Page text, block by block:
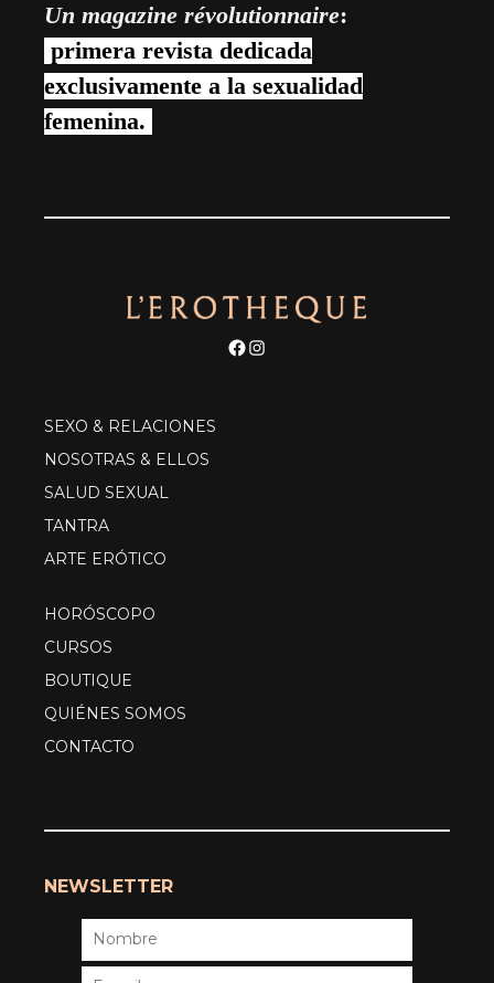
Un magazine révolutionnaire:
primera revista dedicada
exclusivamente a la sexualidad
femenina.
Facebook
Instagram
SEXO & RELACIONES
NOSOTRAS & ELLOS
SALUD SEXUAL
TANTRA
ARTE ERÓTICO
HORÓSCOPO
CURSOS
BOUTIQUE
QUIÉNES SOMOS
CONTACTO
NEWSLETTER